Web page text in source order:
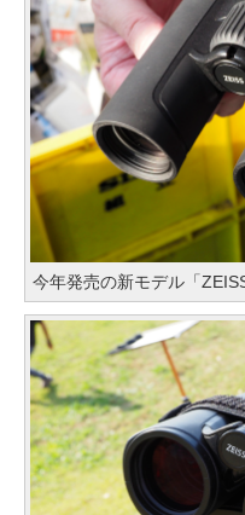
今年発売の新モデル「